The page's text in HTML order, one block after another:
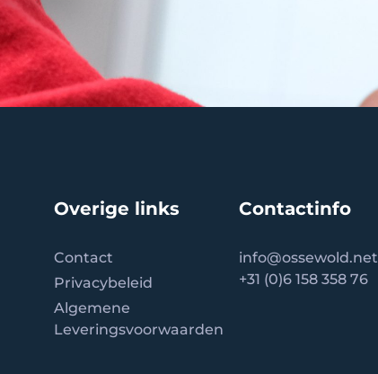
Overige links
Contact
Privacybeleid
Algemene
Leveringsvoorwaarden
Contactinfo
info@ossewold.net
+31 (0)6 158 358 76